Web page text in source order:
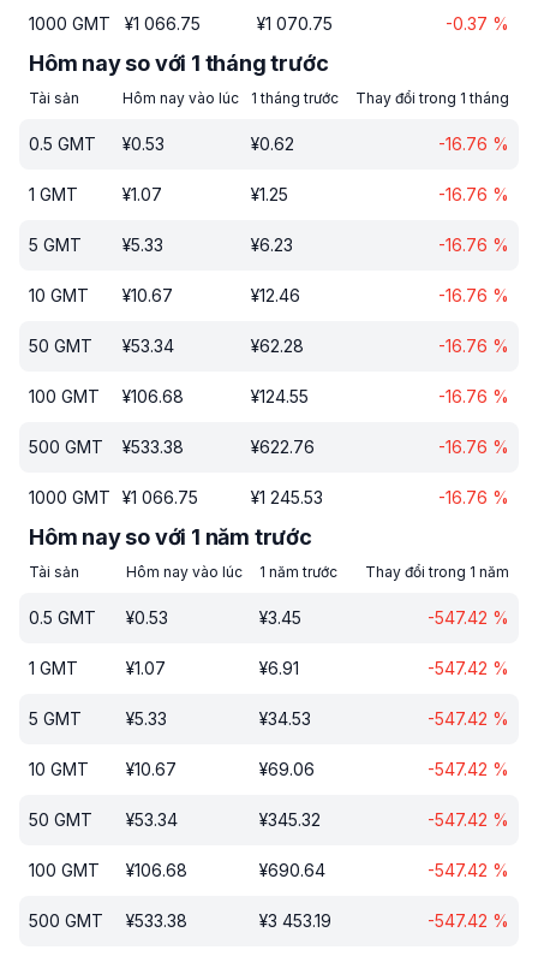
1000 GMT ¥1 066.75 ¥1 070.75 -0.37 %
Hôm nay so với 1 tháng trước
Tài sản Hôm nay vào lúc 1 tháng trước Thay đổi trong 1 tháng
0.5 GMT ¥0.53 ¥0.62 -16.76 %
1 GMT ¥1.07 ¥1.25 -16.76 %
5 GMT ¥5.33 ¥6.23 -16.76 %
10 GMT ¥10.67 ¥12.46 -16.76 %
50 GMT ¥53.34 ¥62.28 -16.76 %
100 GMT ¥106.68 ¥124.55 -16.76 %
500 GMT ¥533.38 ¥622.76 -16.76 %
1000 GMT ¥1 066.75 ¥1 245.53 -16.76 %
Hôm nay so với 1 năm trước
Tài sản Hôm nay vào lúc 1 năm trước Thay đổi trong 1 năm
0.5 GMT ¥0.53 ¥3.45 -547.42 %
1 GMT ¥1.07 ¥6.91 -547.42 %
5 GMT ¥5.33 ¥34.53 -547.42 %
10 GMT ¥10.67 ¥69.06 -547.42 %
50 GMT ¥53.34 ¥345.32 -547.42 %
100 GMT ¥106.68 ¥690.64 -547.42 %
500 GMT ¥533.38 ¥3 453.19 -547.42 %